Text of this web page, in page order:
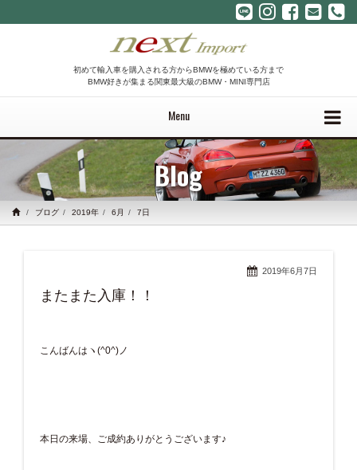
初めて輸入車を購入される方からBMWを極めている方まで
BMW好きが集まる関東最大級のBMW・MINI専門店
Menu
Blog
ブログ 2019年 6月 7日
2019年6月7日
またまた入庫！！
こんばんはヽ(^0^)ノ
本日の来場、ご成約ありがとうございます♪